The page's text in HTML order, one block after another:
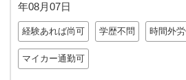
年08月07日
経験あれば尚可 学歴不問 時間外
マイカー通勤可